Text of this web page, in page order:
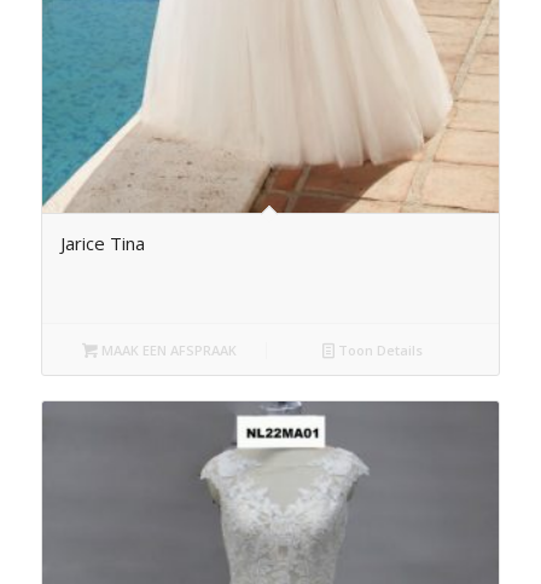
Jarice Tina
MAAK EEN AFSPRAAK Toon Details